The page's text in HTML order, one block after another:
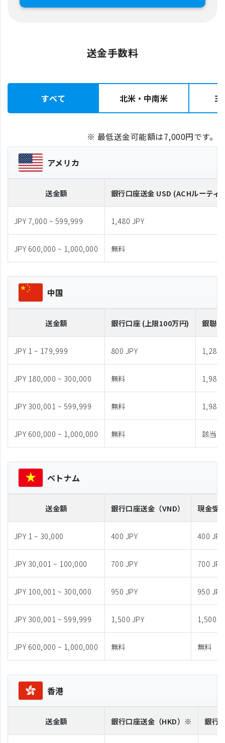
送金手数料
すべて 北米・中南米 ヨ
※ 最低送金可能額は7,000円です。
アメリカ
送金額 銀行口座送金 USD (ACHルーティ
JPY 7,000 ~ 599,999 1,480 JPY
JPY 600,000 ~ 1,000,000 無料
中国
送金額 銀行口座 (上限100万円) 銀聯
JPY 1 ~ 179,999 800 JPY 1,280
JPY 180,000 ~ 300,000 無料 1,980
JPY 300,001 ~ 599,999 無料 1,980
JPY 600,000 ~ 1,000,000 無料 該当
ベトナム
送金額 銀行口座送金 （VND） 現金受
JPY 1 ~ 30,000 400 JPY 400 JPY
JPY 30,001 ~ 100,000 700 JPY 700 JPY
JPY 100,001 ~ 300,000 950 JPY 950 JPY
JPY 300,001 ~ 599,999 1,500 JPY 1,500
JPY 600,000 ~ 1,000,000 無料 無料
香港
送金額 銀行口座送金 （HKD）※ 銀行